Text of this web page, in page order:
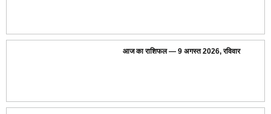
आज का राशिफल — 9 अगस्त 2026, रविवार